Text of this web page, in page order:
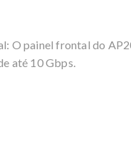
O painel frontal do
até 10 Gbps.